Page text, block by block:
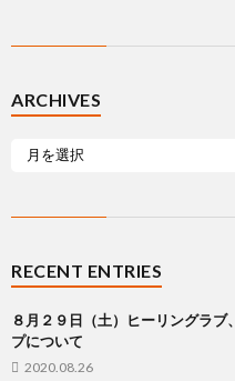
ARCHIVES
RECENT ENTRIES
８月２９日（土）ヒーリングラ
プについて
2020.08.26